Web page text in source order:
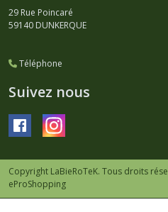
29 Rue Poincaré
59140 DUNKERQUE
Téléphone
Suivez nous
Copyright LaBieRoTeK. Tous droits
eProShopping